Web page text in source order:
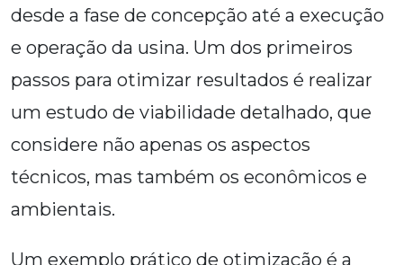
desde a fase de concepção até a execução
e operação da usina. Um dos primeiros
passos para otimizar resultados é realizar
um estudo de viabilidade detalhado, que
considere não apenas os aspectos
técnicos, mas também os econômicos e
ambientais.
Um exemplo prático de otimização é a